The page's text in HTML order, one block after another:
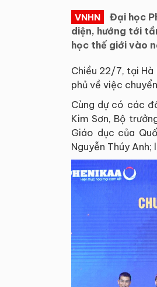
VNHN
Đại học
diện, hướng tới
học thế giới vào
Chiều 22/7, tại Hà
phủ về việc
Cùng dự có các
Kim Sơn, Bộ
Giáo dục của
Nguyễn Thúy